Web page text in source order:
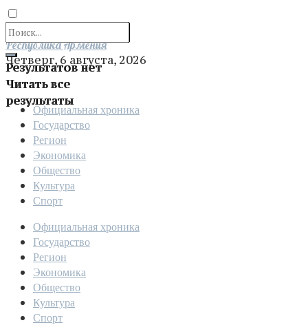
Результатов нет
Читать все
результаты
Отправить
Республика Армения
Четверг, 6 августа, 2026
Официальная хроника
Государство
Регион
Экономика
Общество
Культура
Спорт
Официальная хроника
Государство
Регион
Экономика
Общество
Культура
Спорт